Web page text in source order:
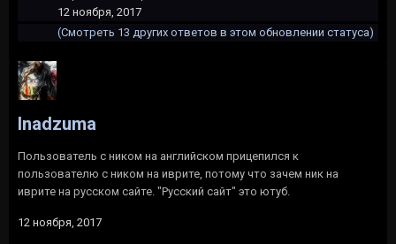
12 ноября, 2017
(Смотреть 13 других ответов в этом обновлении статуса)
Inadzuma
Пользователь с ником на английском прицепился к
пользователю с ником на иврите, потому что зачем ник на
иврите на русском сайте. "Русский сайт" это ютуб.
12 ноября, 2017